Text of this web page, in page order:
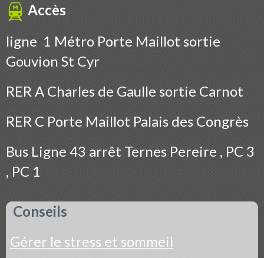
Accès
ligne 1 Métro Porte Maillot sortie
Gouvion St Cyr
RER A Charles de Gaulle sortie Carnot
RER C Porte Maillot Palais des Congrès
Bus Ligne 43 arrêt Ternes Pereire , PC 3
, PC 1
Conseils
Gérer le stress et sommeil